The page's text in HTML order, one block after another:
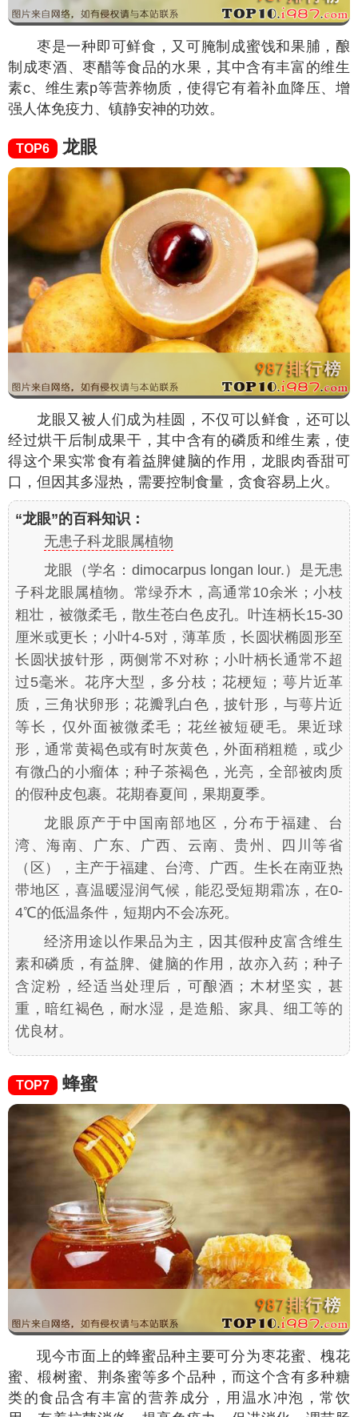
枣是一种即可鲜食，又可腌制成蜜饯和果脯，酿
制成枣酒、枣醋等食品的水果，其中含有丰富的维生
素c、维生素p等营养物质，使得它有着补血降压、增
强人体免疫力、镇静安神的功效。
TOP6 龙眼
龙眼又被人们成为桂圆，不仅可以鲜食，还可以
经过烘干后制成果干，其中含有的磷质和维生素，使
得这个果实常食有着益脾健脑的作用，龙眼肉香甜可
口，但因其多湿热，需要控制食量，贪食容易上火。
“龙眼”的百科知识：
无患子科龙眼属植物
龙眼（学名： dimocarpus longan lour.）是无患
子科龙眼属植物。常绿乔木，高通常10余米；小枝
粗壮，被微柔毛，散生苍白色皮孔。叶连柄长15-30
厘米或更长；小叶4-5对，薄革质，长圆状椭圆形至
长圆状披针形，两侧常不对称；小叶柄长通常不超
过5毫米。花序大型，多分枝；花梗短；萼片近革
质，三角状卵形；花瓣乳白色，披针形，与萼片近
等长，仅外面被微柔毛；花丝被短硬毛。果近球
形，通常黄褐色或有时灰黄色，外面稍粗糙，或少
有微凸的小瘤体；种子茶褐色，光亮，全部被肉质
的假种皮包裹。花期春夏间，果期夏季。
龙眼原产于中国南部地区，分布于福建、台
湾、海南、广东、广西、云南、贵州、四川等省
（区），主产于福建、台湾、广西。生长在南亚热
带地区，喜温暖湿润气候，能忍受短期霜冻，在0-
4℃的低温条件，短期内不会冻死。
经济用途以作果品为主，因其假种皮富含维生
素和磷质，有益脾、健脑的作用，故亦入药；种子
含淀粉，经适当处理后，可酿酒；木材坚实，甚
重，暗红褐色，耐水湿，是造船、家具、细工等的
优良材。
TOP7 蜂蜜
现今市面上的蜂蜜品种主要可分为枣花蜜、槐花
蜜、椴树蜜、荆条蜜等多个品种，而这个含有多种糖
类的食品含有丰富的营养成分，用温水冲泡，常饮